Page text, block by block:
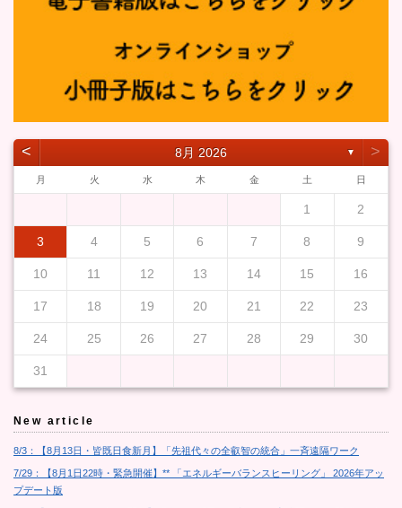
˂ 8月 2026 ▼ ˃
月 火 水 木 金 土 日
1 2
3 4 5 6 7 8 9
10 11 12 13 14 15 16
17 18 19 20 21 22 23
24 25 26 27 28 29 30
31
New article
8/3：【8月13日・皆既日食新月】「先祖代々の全叡智の統合」一斉遠隔ワーク
7/29：【8月1日22時・緊急開催】** 「エネルギーバランスヒーリング」 2026年アッ
プデート版